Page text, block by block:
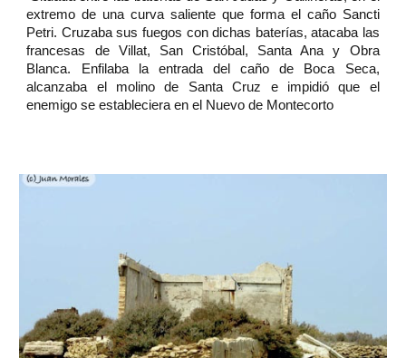
extremo de una curva saliente que forma el caño Sancti
Petri. Cruzaba sus fuegos con dichas baterías, atacaba las
francesas de Villat, San Cristóbal, Santa Ana y Obra
Blanca. Enfilaba la entrada del caño de Boca Seca,
alcanzaba el molino de Santa Cruz e impidió que el
enemigo se estableciera en el Nuevo de Montecorto